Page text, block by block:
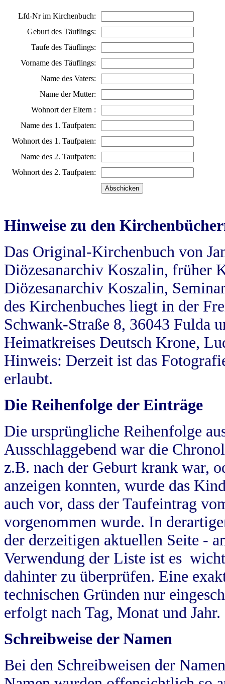
Lfd-Nr im Kirchenbuch:
Geburt des Täuflings:
Taufe des Täuflings:
Vorname des Täuflings:
Name des Vaters:
Name der Mutter:
Wohnort der Eltern :
Name des 1. Taufpaten:
Wohnort des 1. Taufpaten:
Name des 2. Taufpaten:
Wohnort des 2. Taufpaten:
Hinweise zu den
Das Original-Kirchenbuch von
Diözesanarchiv Koszalin, früher
Diözesanarchiv Koszalin,
des Kirchenbuches liegt in der
Schwank-Straße 8, 36043 Fulda
Heimatkreises Deutsch Krone,
Hinweis: Derzeit ist das
erlaubt.
Die Reihenfolge der Einträge
Die ursprüngliche Reihenfolge
Ausschlaggebend war die
z.B. nach der Geburt krank war,
anzeigen konnten, wurde das
auch vor, dass der Taufeintrag
vorgenommen wurde. In
der derzeitigen aktuellen Seite -
Verwendung der Liste ist es
dahinter zu überprüfen. Eine
technischen Gründen nur
erfolgt nach Tag, Monat und Jahr.
Schreibweise der Namen
Bei den Schreibweisen der